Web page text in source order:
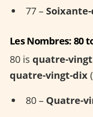
77 –
Les Nombres: 80
80 is quatre-
quatre-vingt-dix
80 – Quatre-